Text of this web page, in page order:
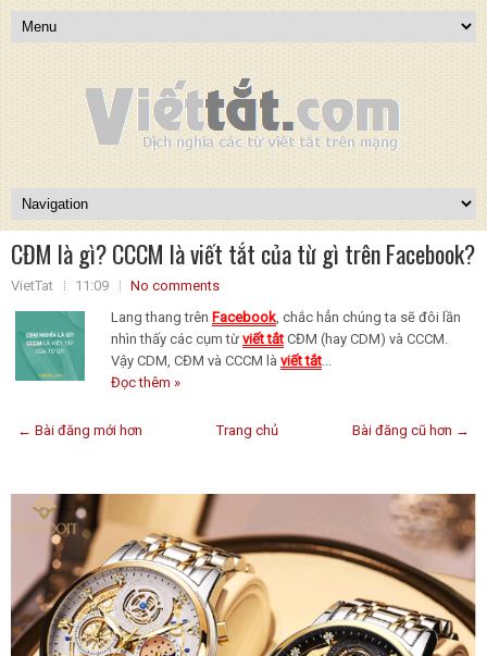
CĐM là gì? CCCM là viết tắt của từ gì trên Facebook?
VietTat 11:09
No comments
Lang thang trên Facebook, chắc hẳn chúng ta sẽ đôi lần
nhìn thấy các cụm từ viết tắt CĐM (hay CDM) và CCCM.
Vậy CDM, CĐM và CCCM là viết tắt...
Đọc thêm »
← Bài đăng mới hơn Bài đăng cũ hơn →
Trang chủ